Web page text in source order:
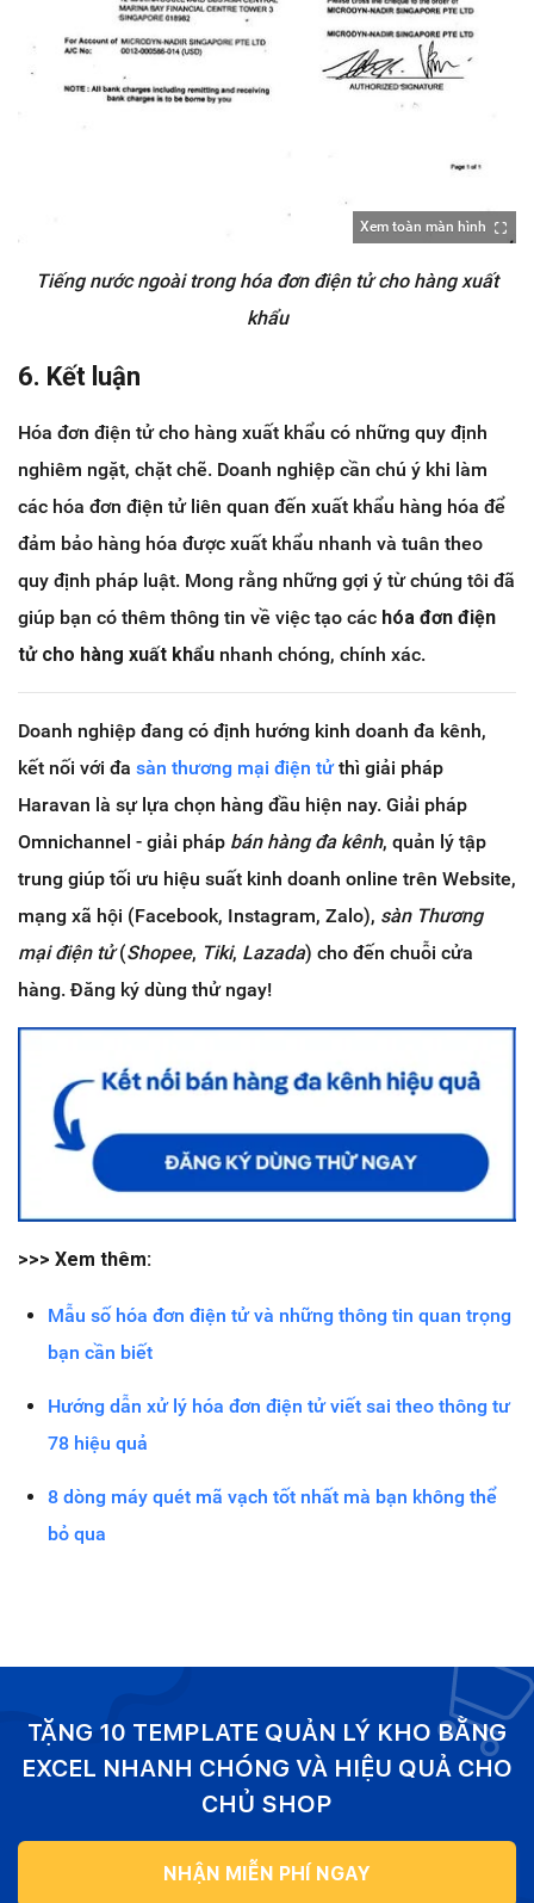
Xem toàn màn hình
Tiếng nước ngoài trong hóa đơn điện tử cho hàng xuất
khẩu
6. Kết luận
Hóa đơn điện tử cho hàng xuất khẩu có những quy định
nghiêm ngặt, chặt chẽ. Doanh nghiệp cần chú ý khi làm
các hóa đơn điện tử liên quan đến xuất khẩu hàng hóa để
đảm bảo hàng hóa được xuất khẩu nhanh và tuân theo
quy định pháp luật. Mong rằng những gợi ý từ chúng tôi đã
giúp bạn có thêm thông tin về việc tạo các hóa đơn điện
tử cho hàng xuất khẩu nhanh chóng, chính xác.
Doanh nghiệp đang có định hướng kinh doanh đa kênh,
kết nối với đa sàn thương mại điện tửthì giải pháp
Haravan là sự lựa chọn hàng đầu hiện nay. Giải pháp
Omnichannel - giải pháp bán hàng đa kênh, quản lý tập
trung giúp tối ưu hiệu suất kinh doanh online trên Website,
mạng xã hội (Facebook, Instagram, Zalo), sàn Thương
mại điện tử(Shopee, Tiki, Lazada) cho đến chuỗi cửa
hàng. Đăng ký dùng thử ngay!
>>> Xem thêm:
Mẫu số hóa đơn điện tử và những thông tin quan trọng
bạn cần biết
Hướng dẫn xử lý hóa đơn điện tử viết sai theo thông tư
78 hiệu quả
8 dòng máy quét mã vạch tốt nhất mà bạn không thể
bỏ qua
TẶNG 10 TEMPLATE QUẢN LÝ KHO BẰNG
EXCEL NHANH CHÓNG VÀ HIỆU QUẢ CHO
CHỦ SHOP
NHẬN MIỄN PHÍ NGAY